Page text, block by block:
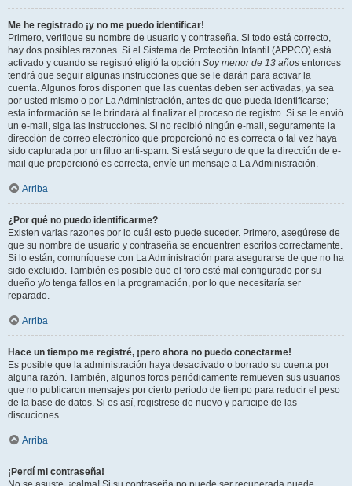
Me he registrado ¡y no me puedo identificar!
Primero, verifique su nombre de usuario y contraseña. Si todo está correcto,
hay dos posibles razones. Si el Sistema de Protección Infantil (APPCO) está
activado y cuando se registró eligió la opción Soy menor de 13 años entonces
tendrá que seguir algunas instrucciones que se le darán para activar la
cuenta. Algunos foros disponen que las cuentas deben ser activadas, ya sea
por usted mismo o por La Administración, antes de que pueda identificarse;
esta información se le brindará al finalizar el proceso de registro. Si se le envió
un e-mail, siga las instrucciones. Si no recibió ningún e-mail, seguramente la
dirección de correo electrónico que proporcionó no es correcta o tal vez haya
sido capturada por un filtro anti-spam. Si está seguro de que la dirección de e-
mail que proporcionó es correcta, envíe un mensaje a La Administración.
Arriba
¿Por qué no puedo identificarme?
Existen varias razones por lo cuál esto puede suceder. Primero, asegúrese de
que su nombre de usuario y contraseña se encuentren escritos correctamente.
Si lo están, comuníquese con La Administración para asegurarse de que no ha
sido excluido. También es posible que el foro esté mal configurado por su
dueño y/o tenga fallos en la programación, por lo que necesitaría ser
reparado.
Arriba
Hace un tiempo me registré, ¡pero ahora no puedo conectarme!
Es posible que la administración haya desactivado o borrado su cuenta por
alguna razón. También, algunos foros periódicamente remueven sus usuarios
que no publicaron mensajes por cierto periodo de tiempo para reducir el peso
de la base de datos. Si es así, registrese de nuevo y participe de las
discuciones.
Arriba
¡Perdí mi contraseña!